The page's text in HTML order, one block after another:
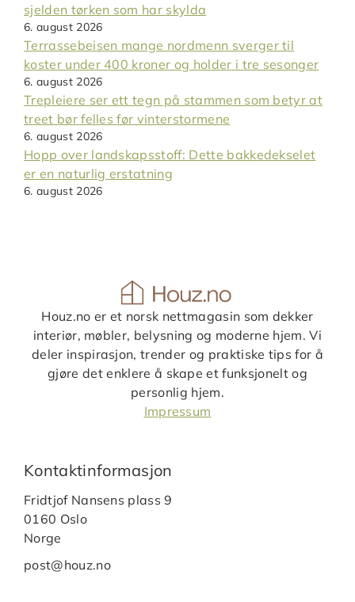
sjelden tørken som har skylda
6. august 2026
Terrassebeisen mange nordmenn sverger til
koster under 400 kroner og holder i tre sesonger
6. august 2026
Trepleiere ser ett tegn på stammen som betyr at
treet bør felles før vinterstormene
6. august 2026
Hopp over landskapsstoff: Dette bakkedekselet
er en naturlig erstatning
6. august 2026
Houz.no er et norsk nettmagasin som dekker
interiør, møbler, belysning og moderne hjem. Vi
deler inspirasjon, trender og praktiske tips for å
gjøre det enklere å skape et funksjonelt og
personlig hjem.
Impressum
Kontaktinformasjon
Fridtjof Nansens plass 9
0160 Oslo
Norge
post@houz.no